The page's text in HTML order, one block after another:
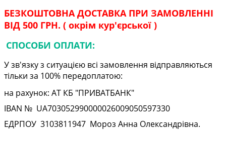
БЕЗКОШТОВНА ДОСТАВКА ПРИ ЗАМОВЛЕННІ
ВІД 500 ГРН. ( окрім кур'єрської )
СПОСОБИ ОПЛАТИ:
У зв'язку з ситуацією всі замовлення відправляються
тільки за 100% передоплатою:
на рахунок: АТ КБ "ПРИВАТБАНК"
IBAN № UA703052990000026009050597330
ЕДРПОУ 3103811947 Мороз Анна Олександрівна.